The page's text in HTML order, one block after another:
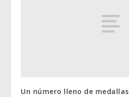
Un número lleno de medallas